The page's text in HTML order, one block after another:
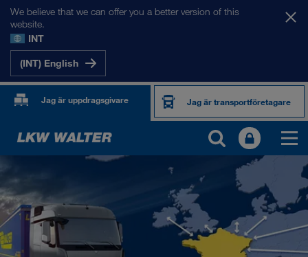
We believe that we can offer you a better version of this
website.
INT
(INT) English
Jag är uppdragsgivare Jag är transportföretagare
VÅRA MARKNADER
Europa
Centralasien